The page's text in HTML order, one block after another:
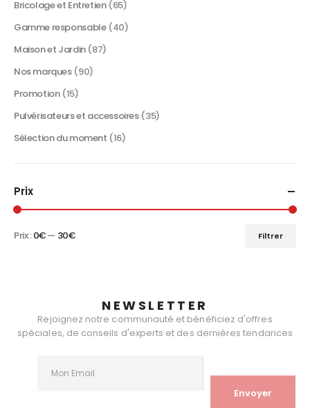
page
Bricolage et Entretien (65)
Gamme responsable (40)
Maison et Jardin (87)
Nos marques (90)
Promotion (15)
Pulvérisateurs et accessoires (35)
Sélection du moment (16)
Prix
Filtrer
Prix :0€— 30€
NEWSLETTER
Rejoignez notre communauté et bénéficiez d'offres
spéciales, de conseils d'experts et des dernières tendances